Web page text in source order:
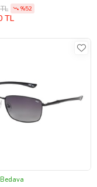
%52
TL